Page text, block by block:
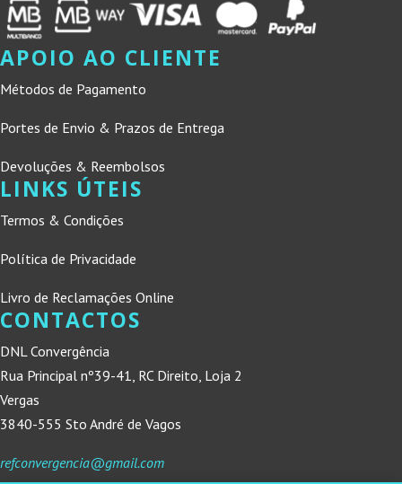
APOIO AO CLIENTE
Métodos de Pagamento
Portes de Envio & Prazos de Entrega
Devoluções & Reembolsos
LINKS ÚTEIS
Termos & Condições
Política de Privacidade
Livro de Reclamações Online
CONTACTOS
DNL Convergência
Rua Principal nº39-41, RC Direito, Loja 2
Vergas
3840-555 Sto André de Vagos
refconvergencia@gmail.com